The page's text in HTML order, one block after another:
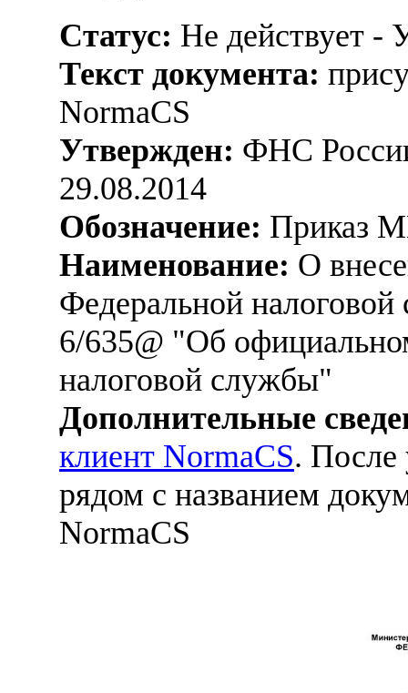
Статус: Не действует -
Текст документа:
NormaCS
Утвержден: ФНС
29.08.2014
Обозначение: Приказ
Наименование: О
Федеральной
6/635@ "Об
налоговой службы"
Дополнительные
клиент NormaCS. После
рядом с названием
NormaCS